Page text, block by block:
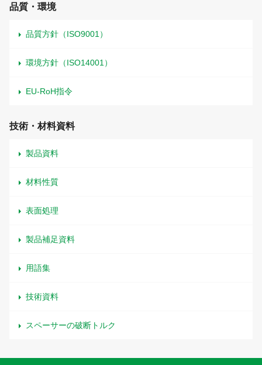
品質・環境
品質方針（ISO9001）
環境方針（ISO14001）
EU-RoH指令
技術・材料資料
製品資料
材料性質
表面処理
製品補足資料
用語集
技術資料
スペーサーの破断トルク